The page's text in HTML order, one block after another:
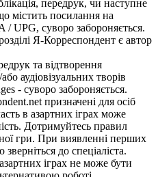
передрук, чи наступне
містить посилання на
/ UPG, суворо забороняється.
Я-Корреспондент є автор
та відтворення
аудіовізуальних творів
- суворо забороняється.
призначені для осіб
в азартних іграх може
Дотримуйтесь правил
гри. При виявленні перших
до спеціаліста.
іграх не може бути